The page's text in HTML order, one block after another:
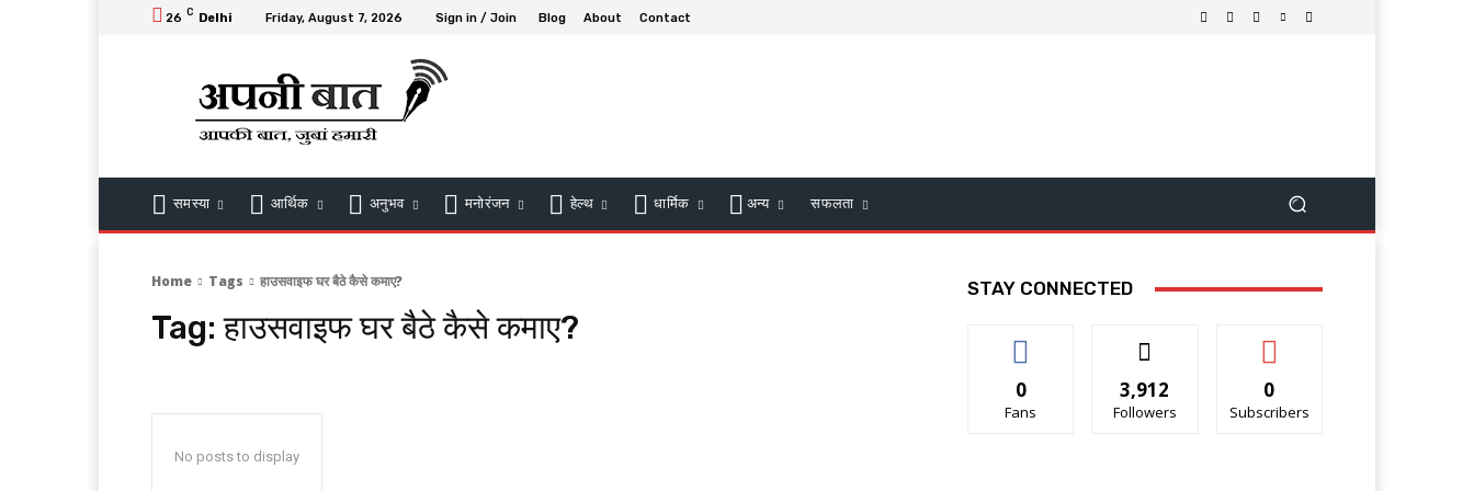
26 C Delhi Friday, August 7, 2026 Sign in / Join Blog About Contact
समस्या आर्थिक अनुभव मनोरंजन हेल्थ धार्मिक अन्य सफलता
Home Tags हाउसवाइफ घर बैठे कैसे कमाए?
Tag:हाउसवाइफ घर बैठे कैसे कमाए?
No posts to display
STAY CONNECTED
0
Fans
3,912
Followers
0
Subscribers